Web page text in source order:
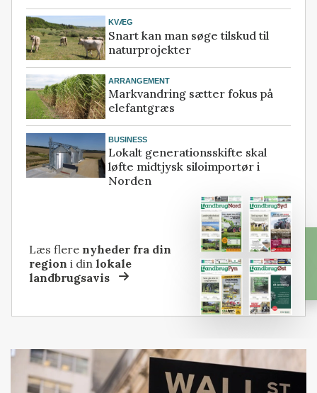
KVÆG
Snart kan man søge tilskud til
naturprojekter
ARRANGEMENT
Markvandring sætter fokus på
elefantgræs
BUSINESS
Lokalt generationsskifte skal
løfte midtjysk siloimportør i
Norden
Læs flere nyheder fra din
region i dinlokale
landbrugsavis